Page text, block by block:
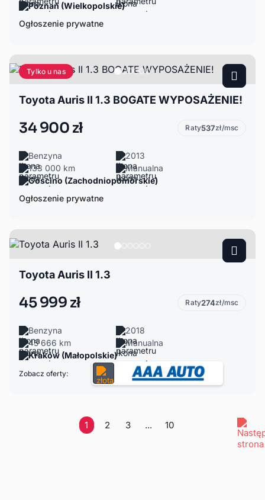
Poznań (Wielkopolskie)
Ogłoszenie prywatne
Tylko u nas
Toyota Auris II 1.3 BOGATE WYPOSAŻENIE!
34 900 zł Raty537zł/msc
Benzyna
2013
133 000 km
Manualna
Gościno (Zachodniopomorskie)
Ogłoszenie prywatne
Toyota Auris II 1.3
45 999 zł Raty274zł/msc
Benzyna
2018
45 666 km
Manualna
Kraków (Małopolskie)
Zobacz oferty:
1 2 3 ... 10